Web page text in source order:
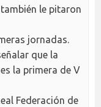
le pitaron
jornadas.
que la
la primera de V
Federación de